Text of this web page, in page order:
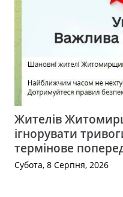
Жителів
ігнорувати
термінове
Субота, 8 Серпня, 2026